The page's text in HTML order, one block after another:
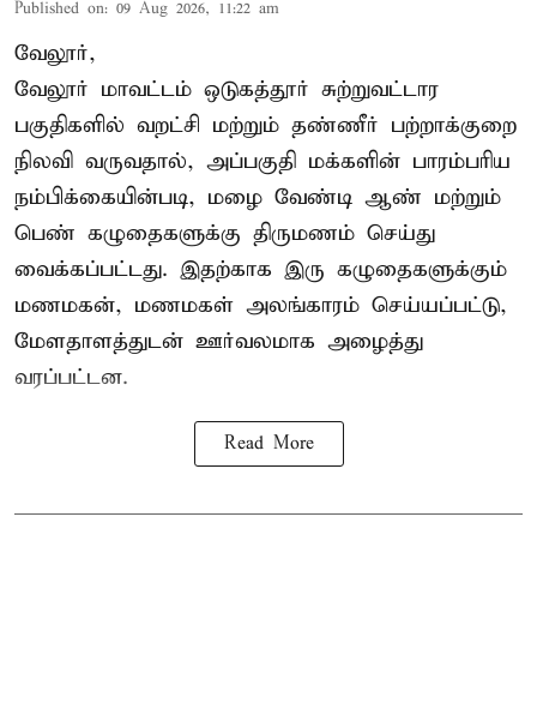
Published on: 09 Aug 2026, 11:22 am
வேலூர்,
வேலூர் மாவட்டம் ஒடுகத்தூர் சுற்றுவட்டார
பகுதிகளில் வறட்சி மற்றும் தண்ணீர் பற்றாக்குறை
நிலவி வருவதால், அப்பகுதி மக்களின் பாரம்பரிய
நம்பிக்கையின்படி, மழை வேண்டி ஆண் மற்றும்
பெண் கழுதைகளுக்கு திருமணம் செய்து
வைக்கப்பட்டது. இதற்காக இரு கழுதைகளுக்கும்
மணமகன், மணமகள் அலங்காரம் செய்யப்பட்டு,
மேளதாளத்துடன் ஊர்வலமாக அழைத்து
வரப்பட்டன.
Read More